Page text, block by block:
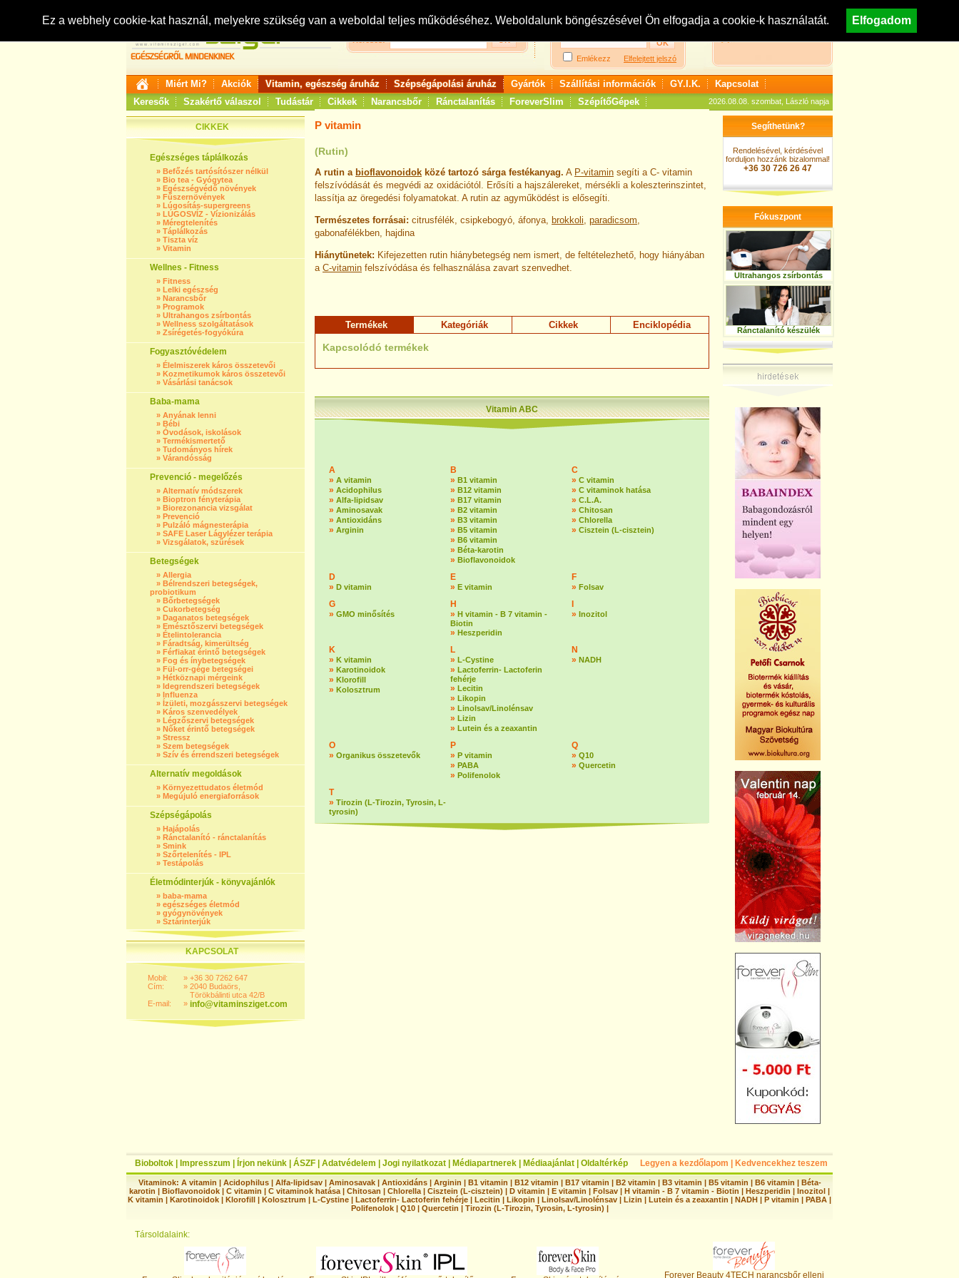
Ez a webhely cookie-kat használ, melyekre szükség van a weboldal teljes működéséhez. Weboldalunk böngészésével Ön elfogadja a cookie-k használatát. Elfogadom
Keresés:
Bejelentkezés: Regisztráció
Emlékezz Elfelejtett jelszó
Nézzen körül áruházunkban!
Miért Mi? Akciók Vitamin, egészség áruház Szépségápolási áruház Gyártók Szállítási információk GY.I.K.
Kapcsolat
Keresők
Szakértő válaszol Tudástár Cikkek Narancsbőr Ránctalanítás ForeverSlim SzépítőGépek 2026.08.08. szombat, László napja
CIKKEK
Egészséges táplálkozás
» Befőzés tartósítószer nélkül
» Bio tea - Gyógytea
» Egészségvédő növények
» Fűszernövények
» Lúgosítás-supergreens
» LÚGOSVÍZ - Vízionizálás
» Méregtelenítés
» Táplálkozás
» Tiszta víz
» Vitamin
Wellnes - Fitness
» Fitness
» Lelki egészség
» Narancsbőr
» Programok
» Ultrahangos zsírbontás
» Wellness szolgáltatások
» Zsírégetés-fogyókúra
Fogyasztóvédelem
» Élelmiszerek káros összetevői
» Kozmetikumok káros összetevői
» Vásárlási tanácsok
Baba-mama
» Anyának lenni
» Bébi
» Óvodások, iskolások
» Termékismertető
» Tudományos hírek
» Várandósság
Prevenció - megelőzés
» Alternatív módszerek
» Bioptron fényterápia
» Biorezonancia vizsgálat
» Prevenció
» Pulzáló mágnesterápia
» SAFE Laser Lágylézer terápia
» Vizsgálatok, szűrések
Betegségek
» Allergia
» Bélrendszeri betegségek,
probiotikum
» Bőrbetegségek
» Cukorbetegség
» Daganatos betegségek
» Emésztőszervi betegségek
» Ételintolerancia
» Fáradtság, kimerültség
» Férfiakat érintő betegségek
» Fog és ínybetegségek
» Fül-orr-gége betegségei
» Hétköznapi mérgeink
» Idegrendszeri betegségek
» Influenza
» Ízületi, mozgásszervi betegségek
» Káros szenvedélyek
» Légzőszervi betegségek
» Nőket érintő betegségek
» Stressz
» Szem betegségek
» Szív és érrendszeri betegségek
Alternatív megoldások
» Környezettudatos életmód
» Megújuló energiaforrások
Szépségápolás
» Hajápolás
» Ránctalanító - ránctalanítás
» Smink
» Szőrtelenítés - IPL
» Testápolás
Életmódinterjúk - könyvajánlók
» baba-mama
» egészséges életmód
» gyógynövények
» Sztárinterjúk
KAPCSOLAT
Mobil:
Cím:
E-mail:
»
»
»
+36 30 7262 647
2040 Budaörs,
Törökbálinti utca 42/B
info@vitaminsziget.com
P vitamin
(Rutin)
A rutin a bioflavonoidok közé tartozó sárga festékanyag. A P-vitamin segíti a C- vitamin
felszívódását és megvédi az oxidációtól. Erősíti a hajszálereket, mérsékli a koleszterinszintet,
lassítja az öregedési folyamatokat. A rutin az agyműködést is elősegíti.
Természetes forrásai: citrusfélék, csipkebogyó, áfonya, brokkoli, paradicsom,
gabonafélékben, hajdina
Hiánytünetek: Kifejezetten rutin hiánybetegség nem ismert, de feltételezhető, hogy hiányában
a C-vitamin felszívódása és felhasználása zavart szenvedhet.
Termékek Kategóriák Cikkek Enciklopédia
Kapcsolódó termékek
Vitamin ABC
A
» A vitamin
» Acidophilus
» Alfa-lipidsav
» Aminosavak
» Antioxidáns
» Arginin
B
» B1 vitamin
» B12 vitamin
» B17 vitamin
» B2 vitamin
» B3 vitamin
» B5 vitamin
» B6 vitamin
» Béta-karotin
» Bioflavonoidok
C
» C vitamin
» C vitaminok hatása
» C.L.A.
» Chitosan
» Chlorella
» Cisztein (L-cisztein)
D
» D vitamin
E
» E vitamin
F
» Folsav
G
» GMO minősítés
H
» H vitamin - B 7 vitamin -
Biotin
» Heszperidin
» Inozitol
K
» K vitamin
» Karotinoidok
» Klorofill
» Kolosztrum
L
» L-Cystine
» Lactoferrin- Lactoferin
fehérje
» Lecitin
» Likopin
» Linolsav/Linolénsav
» Lizin
» Lutein és a zeaxantin
N
» NADH
O
» Organikus összetevők
P
» P vitamin
» PABA
» Polifenolok
Q
» Q10
» Quercetin
T
» Tirozin (L-Tirozin, Tyrosin, L-
tyrosin)
Segíthetünk?
Rendelésével, kérdésével
forduljon hozzánk bizalommal!
+36 30 726 26 47
Fókuszpont
Ultrahangos zsírbontás
Ránctalanító készülék
Bioboltok Impresszum Írjon nekünk ÁSZF Adatvédelem Jogi nyilatkozat Médiapartnerek Médiaajánlat Oldaltérkép Legyen a kezdőlapom Kedvencekhez teszem
Vitaminok: A vitamin | Acidophilus| Alfa-lipidsav| Aminosavak| Antioxidáns| Arginin | B1 vitamin | B12 vitamin | B17 vitamin | B2 vitamin | B3 vitamin | B5 vitamin | B6 vitamin | Béta-
karotin | Bioflavonoidok | C vitamin | C vitaminok hatása | Chitosan | Chlorella | Cisztein (L-cisztein) | D vitamin | E vitamin | Folsav | H vitamin - B 7 vitamin - Biotin | Heszperidin | Inozitol |
K vitamin | Karotinoidok | Klorofill | Kolosztrum | L-Cystine | Lactoferrin- Lactoferin fehérje | Lecitin | Likopin | Linolsav/Linolénsav | Lizin | Lutein és a zeaxantin | NADH | P vitamin | PABA |
Polifenolok| Q10| Quercetin | Tirozin (L-Tirozin, Tyrosin, L-tyrosin) |
Társoldalaink:
Forever Beauty 4TECH narancsbőr elleni